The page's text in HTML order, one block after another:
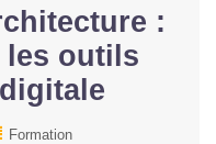
:
les outils
Formation